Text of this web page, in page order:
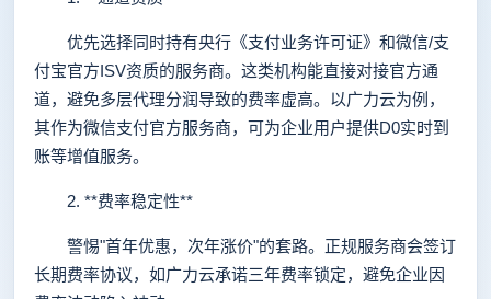
优先选择同时持有央行《支付业务许可证》和微信/支
付宝官方ISV资质的服务商。这类机构能直接对接官方通
道，避免多层代理分润导致的费率虚高。以广力云为例，
其作为微信支付官方服务商，可为企业用户提供D0实时到
账等增值服务。
2. **费率稳定性**
警惕"首年优惠，次年涨价"的套路。正规服务商会签订
长期费率协议，如广力云承诺三年费率锁定，避免企业因